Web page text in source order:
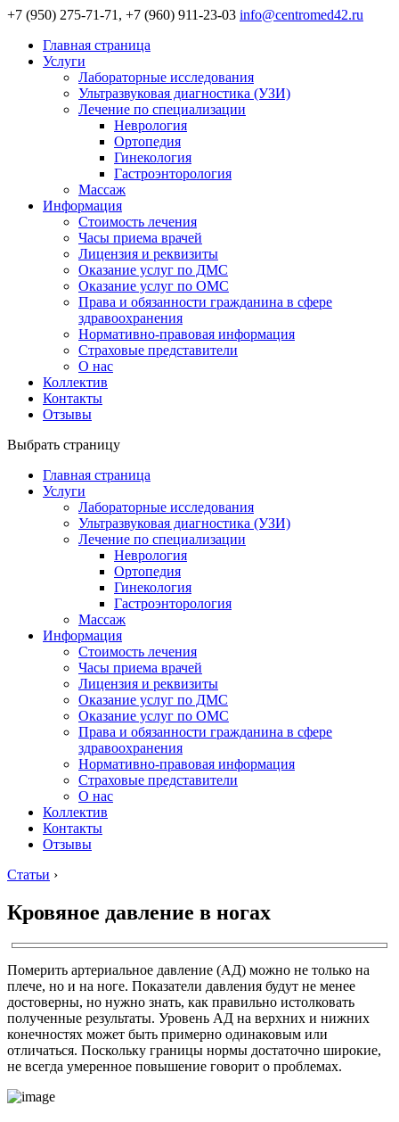
+7 (950) 275-71-71, +7 (960) 911-23-03 info@centromed42.ru
Главная страница
Услуги
Лабораторные исследования
Ультразвуковая диагностика (УЗИ)
Лечение по специализации
Неврология
Ортопедия
Гинекология
Гастроэнторология
Массаж
Информация
Стоимость лечения
Часы приема врачей
Лицензия и реквизиты
Оказание услуг по ДМС
Оказание услуг по ОМС
Права и обязанности гражданина в сфере
здравоохранения
Нормативно-правовая информация
Страховые представители
О нас
Коллектив
Контакты
Отзывы
Выбрать страницу
Главная страница
Услуги
Лабораторные исследования
Ультразвуковая диагностика (УЗИ)
Лечение по специализации
Неврология
Ортопедия
Гинекология
Гастроэнторология
Массаж
Информация
Стоимость лечения
Часы приема врачей
Лицензия и реквизиты
Оказание услуг по ДМС
Оказание услуг по ОМС
Права и обязанности гражданина в сфере
здравоохранения
Нормативно-правовая информация
Страховые представители
О нас
Коллектив
Контакты
Отзывы
Статьи ›
Кровяное давление в ногах
Померить артериальное давление (АД) можно не только на
плече, но и на ноге. Показатели давления будут не менее
достоверны, но нужно знать, как правильно истолковать
полученные результаты. Уровень АД на верхних и нижних
конечностях может быть примерно одинаковым или
отличаться. Поскольку границы нормы достаточно широкие,
не всегда умеренное повышение говорит о проблемах.